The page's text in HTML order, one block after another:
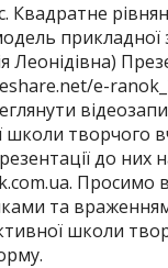
Квадратне
прикладної
Леонідівна)
e-
школи творчого
до них
Просимо
та
школи